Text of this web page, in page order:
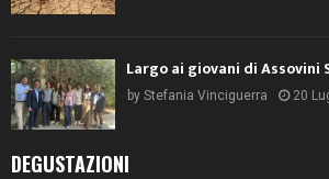
Largo ai giovani di Assovini
by Stefania Vinciguerra 20
DEGUSTAZIONI